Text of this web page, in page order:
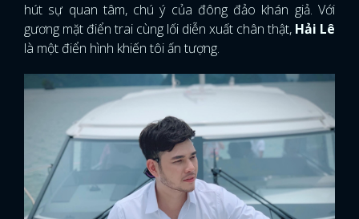
hút sự quan tâm, chú ý của đông đảo khán giả. Với
gương mặt điển trai cùng lối diễn xuất chân thật, Hải Lê
là một điển hình khiến tôi ấn tượng.